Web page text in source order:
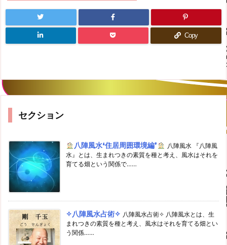
Copy
セクション
八陣風水❛住居周囲環境編❜
八陣風水 『八陣風
水』とは、生まれつきの素質を種と考え、風水はそれを
育てる畑という関係で……
✧八陣風水占術✧ 八陣風水占術✧ 八陣風水とは、生
まれつきの素質を種と考え、風水はそれを育てる畑とい
う関係……